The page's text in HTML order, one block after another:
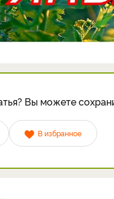
Вы можете
В избранное